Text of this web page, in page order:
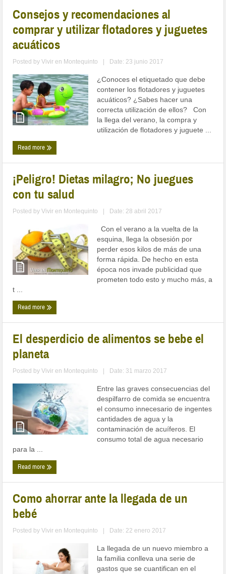
Consejos y recomendaciones al
comprar y utilizar flotadores y juguetes
acuáticos
Posted byVivir en Montequinto Date: 23 junio 2017
¿Conoces el etiquetado que debe
contener los flotadores y juguetes
acuáticos? ¿Sabes hacer una
correcta utilización de ellos? Con
la llega del verano, la compra y
utilización de flotadores y juguete ...
Read more
¡Peligro! Dietas milagro; No juegues
con tu salud
Posted byVivir en Montequinto Date: 28 abril 2017
Con el verano a la vuelta de la
esquina, llega la obsesión por
perder esos kilos de más de una
forma rápida. De hecho en esta
época nos invade publicidad que
prometen todo esto y mucho más, a
t ...
Read more
El desperdicio de alimentos se bebe el
planeta
Posted byVivir en Montequinto Date: 31 marzo 2017
Entre las graves consecuencias del
despilfarro de comida se encuentra
el consumo innecesario de ingentes
cantidades de agua y la
contaminación de acuíferos. El
consumo total de agua necesario
para la ...
Read more
Como ahorrar ante la llegada de un
bebé
Posted byVivir en Montequinto Date: 22 enero 2017
La llegada de un nuevo miembro a
la familia conlleva una serie de
gastos que se cuantifican en el